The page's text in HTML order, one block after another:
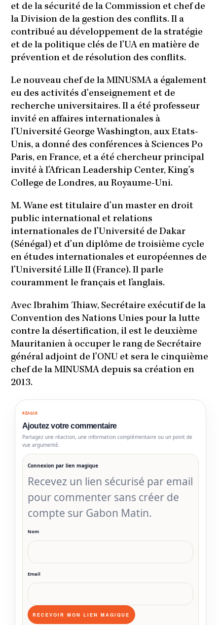
et de la sécurité de la Commission et chef de
la Division de la gestion des conflits. Il a
contribué au développement de la stratégie
et de la politique clés de l’UA en matière de
prévention et de résolution des conflits.
Le nouveau chef de la MINUSMA a également
eu des activités d’enseignement et de
recherche universitaires. Il a été professeur
invité en affaires internationales à
l’Université George Washington, aux Etats-
Unis, a donné des conférences à Sciences Po
Paris, en France, et a été chercheur principal
invité à l’African Leadership Center, King’s
College de Londres, au Royaume-Uni.
M. Wane est titulaire d’un master en droit
public international et relations
internationales de l’Université de Dakar
(Sénégal) et d’un diplôme de troisième cycle
en études internationales et européennes de
l’Université Lille II (France). Il parle
couramment le français et l’anglais.
Avec Ibrahim Thiaw, Secrétaire exécutif de la
Convention des Nations Unies pour la lutte
contre la désertification, il est le deuxième
Mauritanien à occuper le rang de Secrétaire
général adjoint de l’ONU et sera le cinquième
chef de la MINUSMA depuis sa création en
2013.
RÉAGIR
Ajoutez votre commentaire
Partagez une réaction, une information complémentaire ou un point de
vue argumenté.
Connexion par lien magique
Recevez un lien sécurisé par email
pour commenter sans créer de
compte sur Gabon Matin.
Nom
Email